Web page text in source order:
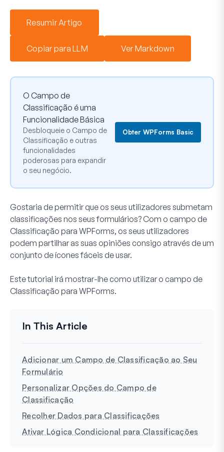
Resumir Artigo
Copiar para LLM Ver Markdown
O Campo de
Classificação é uma
Funcionalidade Básica
Desbloqueie o Campo de
Classificação e outras
funcionalidades
poderosas para expandir
o seu negócio.
Obter WPForms Basic
Gostaria de permitir que os seus utilizadores submetam
classificações nos seus formulários? Com o campo de
Classificação para WPForms, os seus utilizadores
podem partilhar as suas opiniões consigo através de um
conjunto de ícones fáceis de usar.
Este tutorial irá mostrar-lhe como utilizar o campo de
Classificação para WPForms.
Adicionar um Campo de Classificação ao Seu
Formulário
Personalizar Opções do Campo de
Classificação
Recolher Dados para Classificações
Ativar Lógica Condicional para Classificações